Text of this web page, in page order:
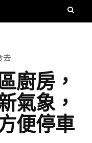
去
廚房，
氣象，
便停車